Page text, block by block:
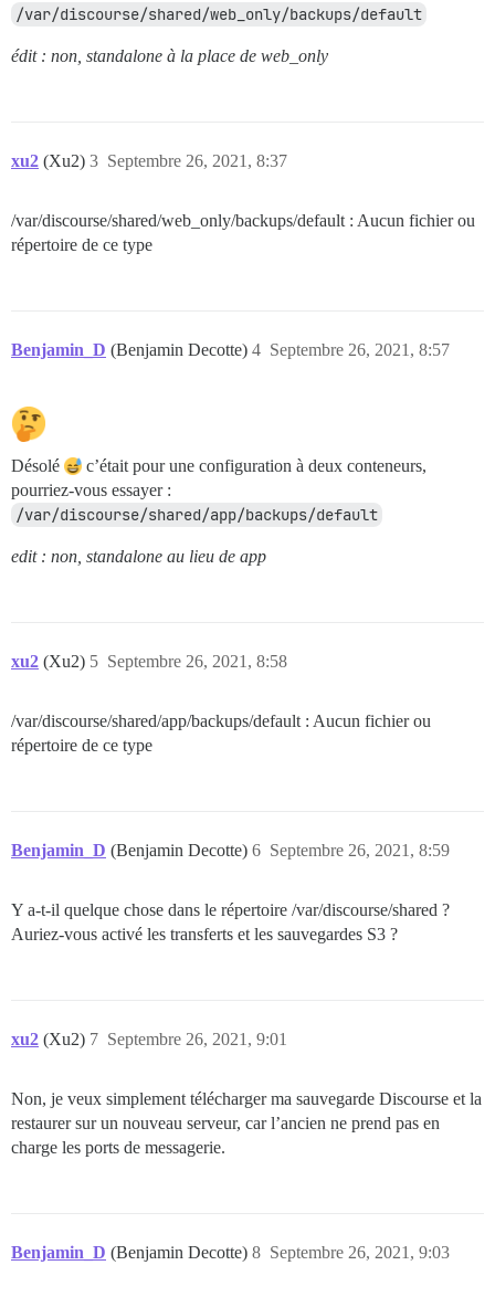
/var/discourse/shared/web_only/backups/default
édit : non, standalone à la place de web_only
xu2 (Xu2) Septembre 26, 2021, 8:37
3
/var/discourse/shared/web_only/backups/default : Aucun fichier ou
répertoire de ce type
Benjamin_D (Benjamin Decotte) Septembre 26, 2021, 8:57
4
Désolé
c’était pour une configuration à deux conteneurs,
pourriez-vous essayer :
/var/discourse/shared/app/backups/default
edit : non, standalone au lieu de app
xu2 (Xu2) Septembre 26, 2021, 8:58
5
/var/discourse/shared/app/backups/default : Aucun fichier ou
répertoire de ce type
Benjamin_D (Benjamin Decotte) Septembre 26, 2021, 8:59
6
Y a-t-il quelque chose dans le répertoire /var/discourse/shared ?
Auriez-vous activé les transferts et les sauvegardes S3 ?
xu2 (Xu2) Septembre 26, 2021, 9:01
7
Non, je veux simplement télécharger ma sauvegarde Discourse et la
restaurer sur un nouveau serveur, car l’ancien ne prend pas en
charge les ports de messagerie.
Benjamin_D (Benjamin Decotte) Septembre 26, 2021, 9:03
8